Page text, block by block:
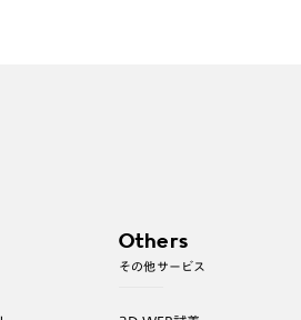
Others
その他サービス